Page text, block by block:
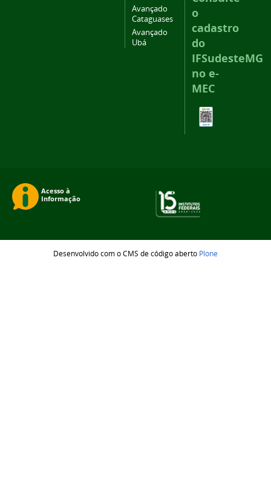
Avançado
Cataguases
Avançado
Ubá
o
cadastro
do
IFSudesteMG
no e-
MEC
Desenvolvido com o CMS de código aberto Plone